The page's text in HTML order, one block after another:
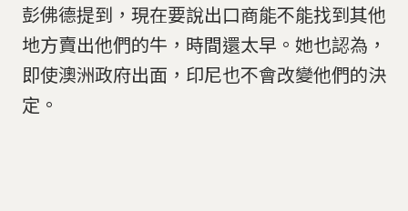
彭佛德提到，現在要說出口商能不能找到其他
地方賣出他們的牛，時間還太早。她也認為，
即使澳洲政府出面，印尼也不會改變他們的決
定。